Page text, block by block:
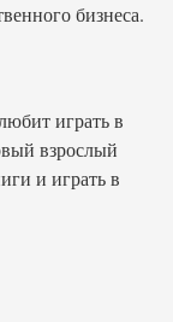
бизнеса.
играть в
взрослый
и играть в